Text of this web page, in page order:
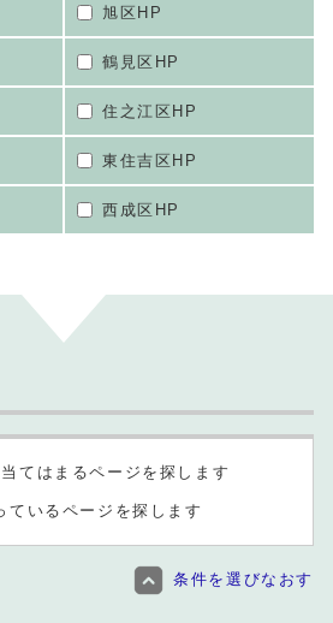
旭区HP
鶴見区HP
住之江区HP
東住吉区HP
西成区HP
当てはまるページを探します
ているページを探します
条件を選びなおす